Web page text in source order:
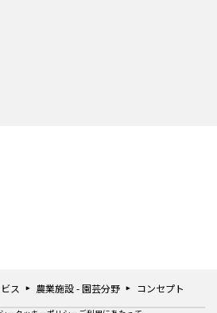
ス 農業施設 - 園芸分野 コンセプト